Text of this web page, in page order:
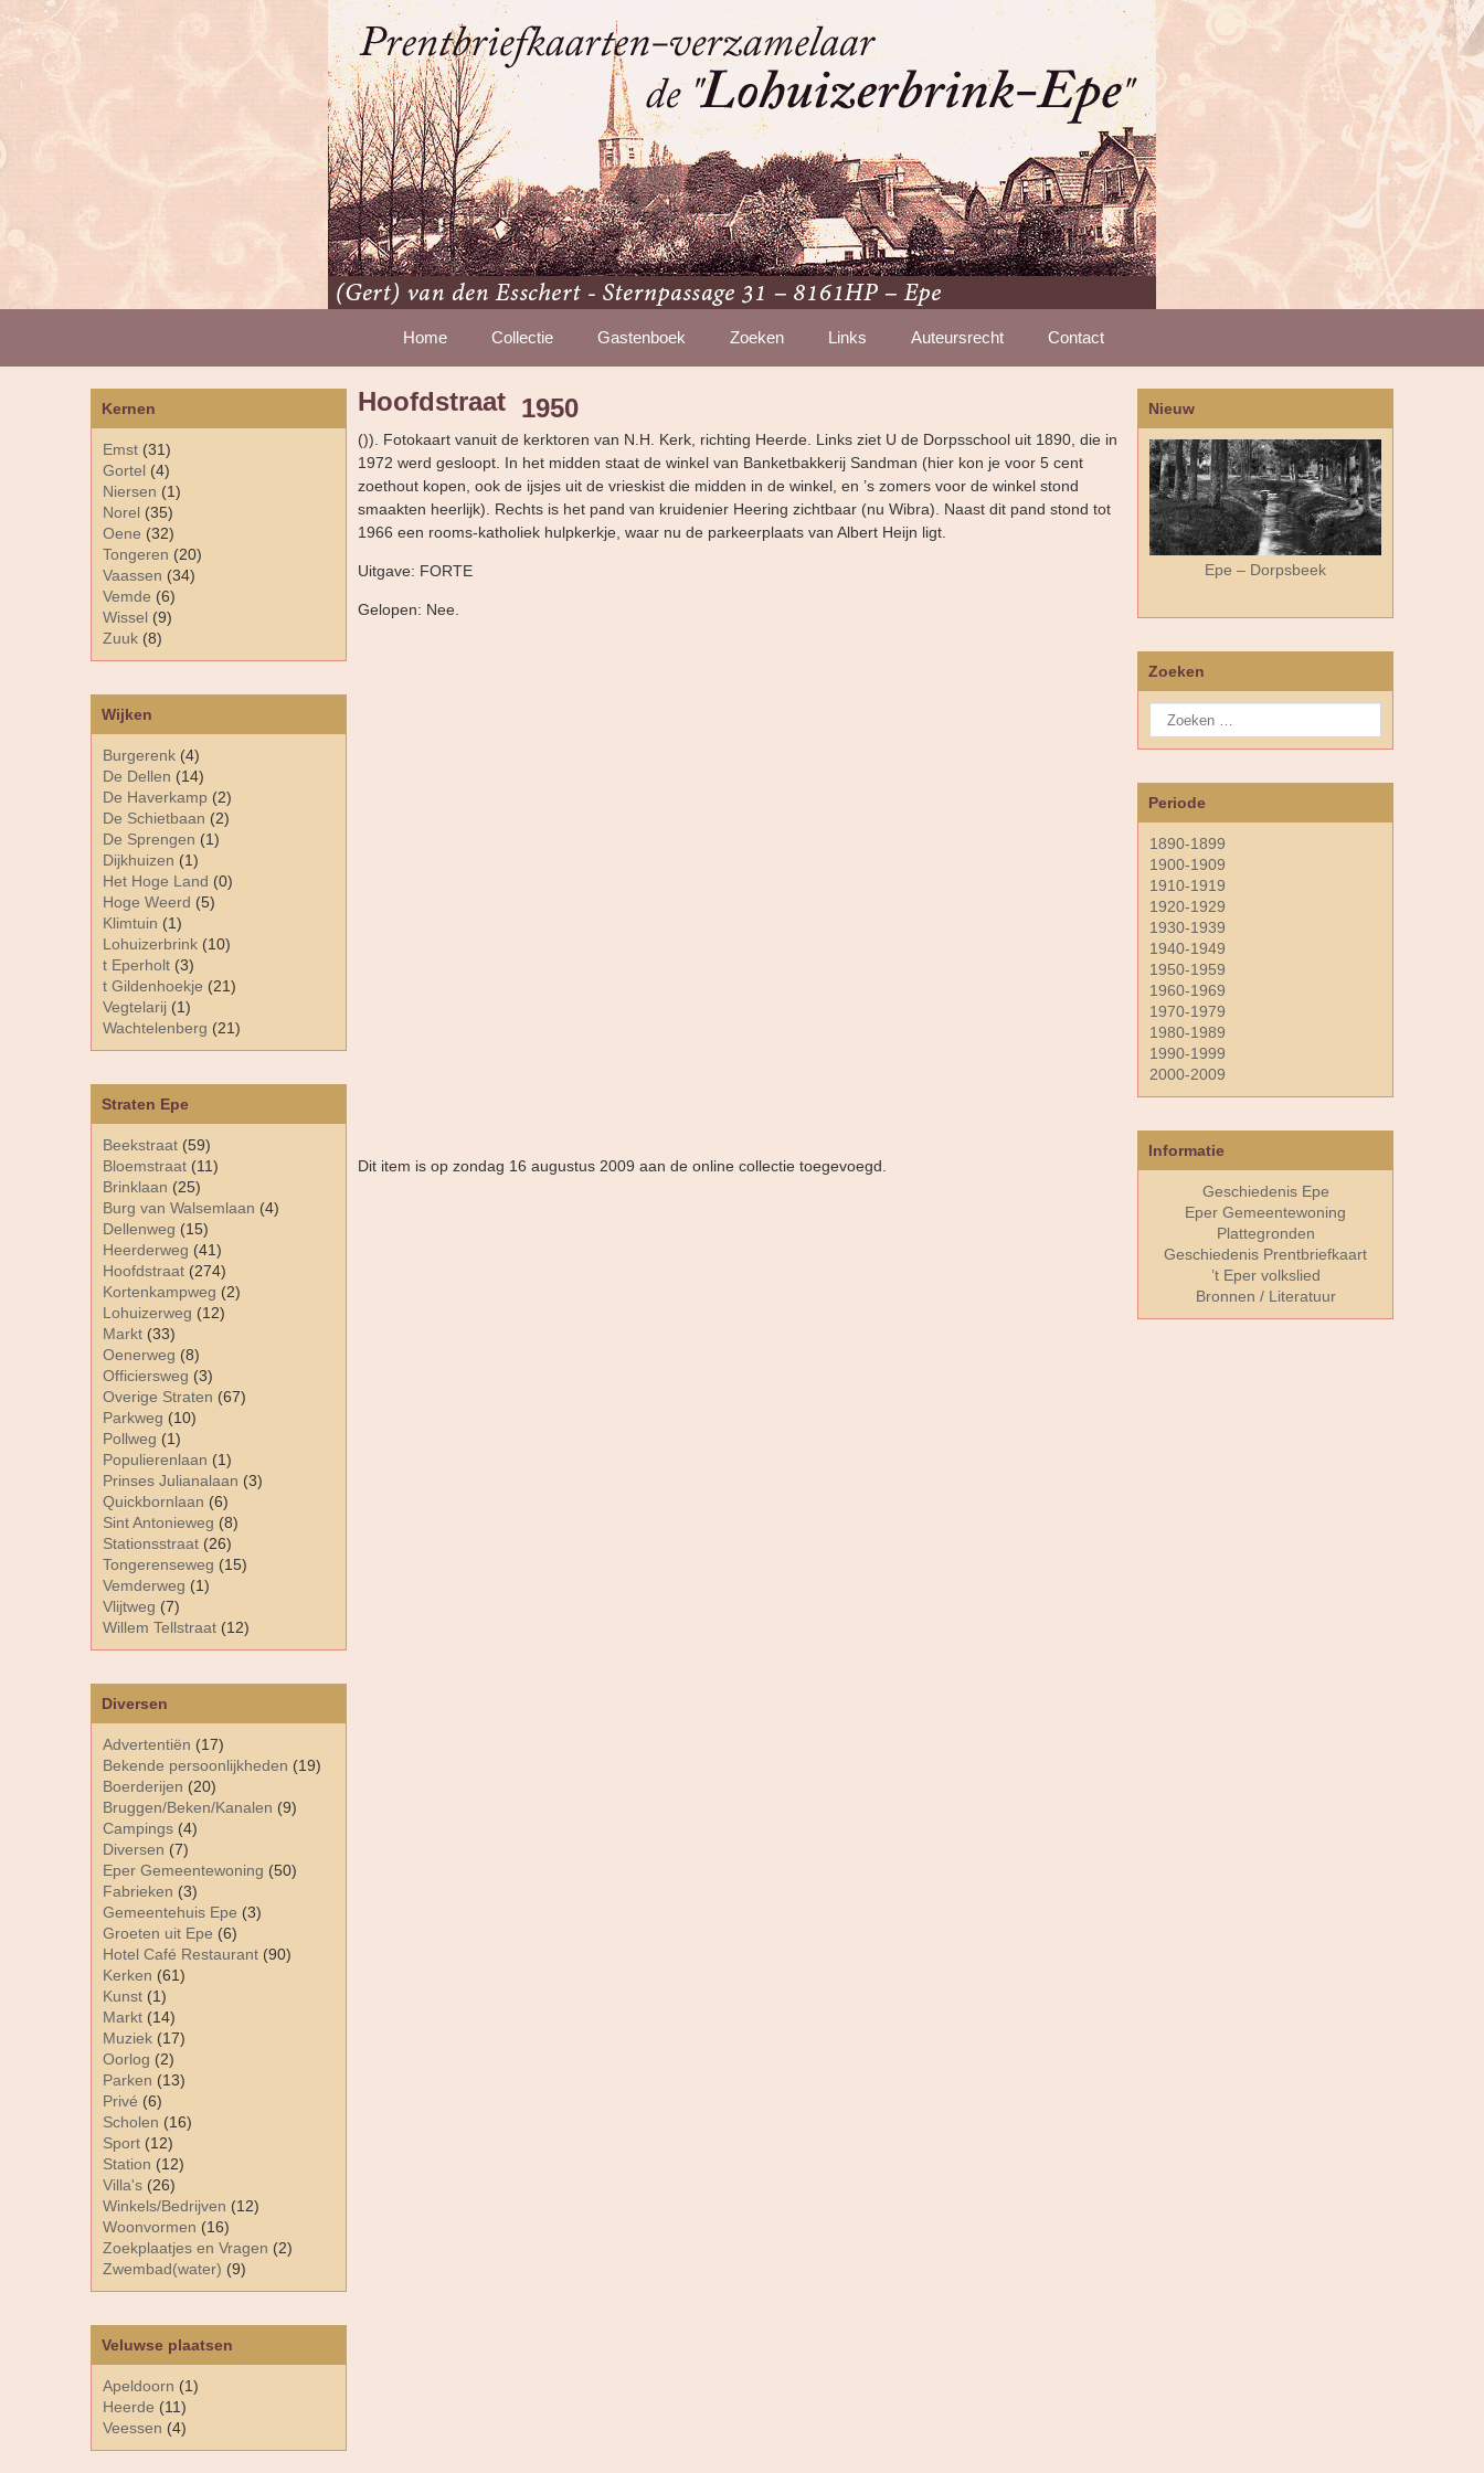
Home Collectie Gastenboek Zoeken Links Auteursrecht Contact
Diversen
Advertentiën (17)
Bekende persoonlijkheden (19)
Boerderijen (20)
Bruggen/Beken/Kanalen (9)
Campings (4)
Diversen (7)
Eper Gemeentewoning (50)
Fabrieken (3)
Gemeentehuis Epe (3)
Groeten uit Epe (6)
Hotel Café Restaurant (90)
Kerken (61)
Kunst (1)
Markt (14)
Muziek (17)
Oorlog (2)
Parken (13)
Privé (6)
Scholen (16)
Sport (12)
Station (12)
Villa's (26)
Winkels/Bedrijven (12)
Woonvormen (16)
Zoekplaatjes en Vragen (2)
Zwembad(water) (9)
Kernen
Emst (31)
Gortel (4)
Niersen (1)
Norel (35)
Oene (32)
Tongeren (20)
Vaassen (34)
Vemde (6)
Wissel (9)
Zuuk (8)
Straten Epe
Beekstraat (59)
Bloemstraat (11)
Brinklaan (25)
Burg van Walsemlaan (4)
Dellenweg (15)
Heerderweg (41)
Hoofdstraat (274)
Kortenkampweg (2)
Lohuizerweg (12)
Markt (33)
Oenerweg (8)
Officiersweg (3)
Overige Straten (67)
Parkweg (10)
Pollweg (1)
Populierenlaan (1)
Prinses Julianalaan (3)
Quickbornlaan (6)
Sint Antonieweg (8)
Stationsstraat (26)
Tongerenseweg (15)
Vemderweg (1)
Vlijtweg (7)
Willem Tellstraat (12)
Veluwse plaatsen
Apeldoorn (1)
Heerde (11)
Veessen (4)
Wijken
Burgerenk (4)
De Dellen (14)
De Haverkamp (2)
De Schietbaan (2)
De Sprengen (1)
Dijkhuizen (1)
Het Hoge Land (0)
Hoge Weerd (5)
Klimtuin (1)
Lohuizerbrink (10)
t Eperholt (3)
t Gildenhoekje (21)
Vegtelarij (1)
Wachtelenberg (21)
Hoofdstraat 1950
()). Fotokaart vanuit de kerktoren van N.H. Kerk, richting Heerde. Links ziet U de Dorpsschool uit 1890, die in
1972 werd gesloopt. In het midden staat de winkel van Banketbakkerij Sandman (hier kon je voor 5 cent
zoethout kopen, ook de ijsjes uit de vrieskist die midden in de winkel, en ’s zomers voor de winkel stond
smaakten heerlijk). Rechts is het pand van kruidenier Heering zichtbaar (nu Wibra). Naast dit pand stond tot
1966 een rooms-katholiek hulpkerkje, waar nu de parkeerplaats van Albert Heijn ligt.
Uitgave: FORTE
Gelopen: Nee.
Dit item is op zondag 16 augustus 2009 aan de online collectie toegevoegd.
Nieuw
Epe – Dorpsbeek
Zoeken
Periode
1890-1899
1900-1909
1910-1919
1920-1929
1930-1939
1940-1949
1950-1959
1960-1969
1970-1979
1980-1989
1990-1999
2000-2009
Informatie
Geschiedenis Epe
Eper Gemeentewoning
Plattegronden
Geschiedenis Prentbriefkaart
’t Eper volkslied
Bronnen / Literatuur